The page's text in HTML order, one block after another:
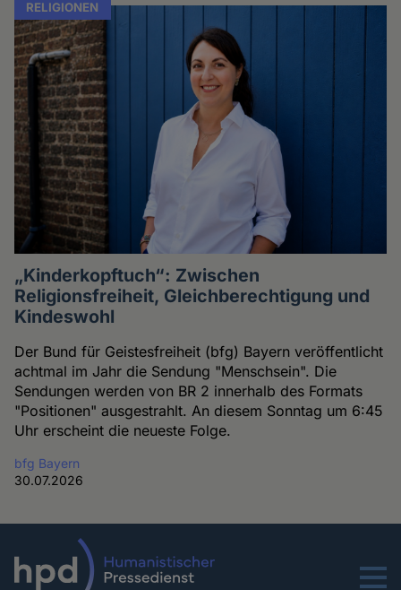
RELIGIONEN
„Kinderkopftuch“: Zwischen
Religionsfreiheit, Gleichberechtigung und
Kindeswohl
Der Bund für Geistesfreiheit (bfg) Bayern veröffentlicht
achtmal im Jahr die Sendung "Menschsein". Die
Sendungen werden von BR 2 innerhalb des Formats
"Positionen" ausgestrahlt. An diesem Sonntag um 6:45
Uhr erscheint die neueste Folge.
bfg Bayern
30.07.2026
Menu